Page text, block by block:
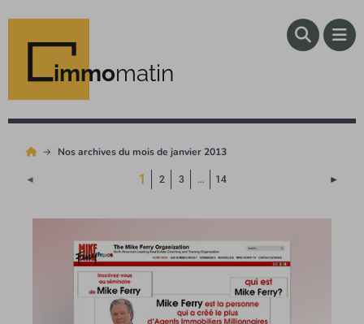
immomatin
Nos archives du mois de janvier 2013
◄ 1 (Page courante)
2 3 … 14 ►